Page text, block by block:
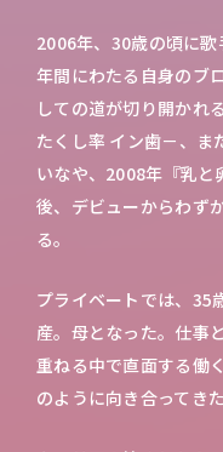
2006年、30歳の頃に
年間にわたる自身のブ
しての道が切り開かれ
たくし率 イン歯－、ま
いなや、2008年『乳と
後、デビューからわず
る。
プライベートでは、35
産。母となった。仕事
重ねる中で直面する働
のように向き合ってきた